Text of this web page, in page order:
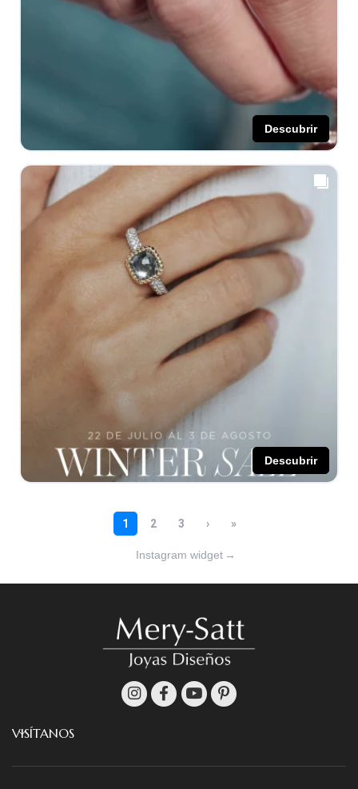
Instagram widget →
VISÍTANOS